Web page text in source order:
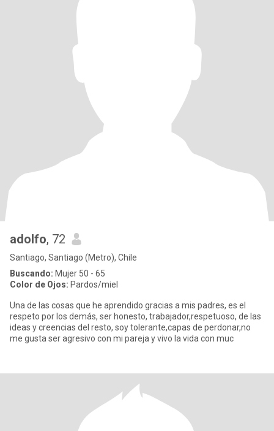
adolfo, 72
Santiago, Santiago (Metro), Chile
Buscando: Mujer 50 - 65
Color de Ojos: Pardos/miel
Una de las cosas que he aprendido gracias a mis padres, es el
respeto por los demás, ser honesto, trabajador,respetuoso, de las
ideas y creencias del resto, soy tolerante,capas de perdonar,no
me gusta ser agresivo con mi pareja y vivo la vida con muc